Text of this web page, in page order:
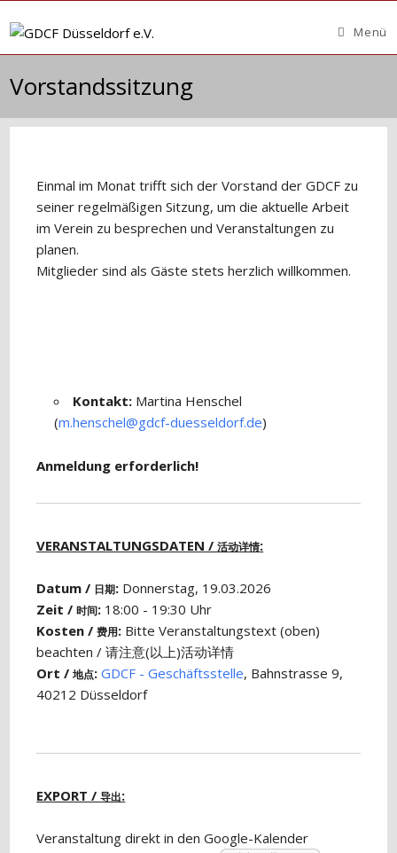
Inhalt
Menü
Vorstandssitzung
Einmal im Monat trifft sich der Vorstand der GDCF zu
seiner regelmäßigen Sitzung, um die aktuelle Arbeit
im Verein zu besprechen und Veranstaltungen zu
planen.
Mitglieder sind als Gäste stets herzlich willkommen.
Kontakt: Martina Henschel
(m.henschel@gdcf-duesseldorf.de)
Anmeldung erforderlich!
VERANSTALTUNGSDATEN /活动详情:
Datum / 日期: Donnerstag, 19.03.2026
Zeit /时间: 18:00 - 19:30 Uhr
Kosten /费用: Bitte Veranstaltungstext (oben)
beachten / 请注意(以上)活动详情
Ort /地点: GDCF - Geschäftsstelle, Bahnstrasse 9,
40212 Düsseldorf
EXPORT /导出:
Veranstaltung direkt in den Google-Kalender